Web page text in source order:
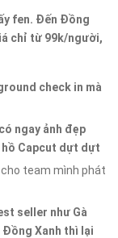
fen. Đến Đồng
chỉ từ 99k/người,
check in mà
ngay ảnh đẹp
hồ Capcut dựt dựt
team mình phát
seller như Gà
Đồng Xanh thì lại